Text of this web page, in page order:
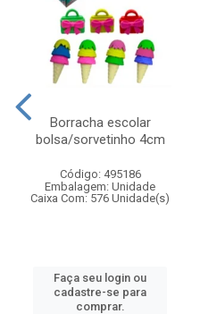
Borracha escolar
bolsa/sorvetinho 4cm
Código: 495186
Embalagem: Unidade
Caixa Com: 576 Unidade(s)
Faça seu login ou
cadastre-se para
comprar.